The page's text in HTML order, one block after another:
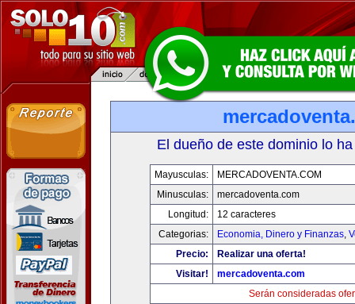
El dueño de este dominio lo
Mayusculas:
MERCADOVENTA.COM
Minusculas:
mercadoventa.com
Longitud:
12 caracteres
Categorias:
Economia, Dinero y Finanzas,
Precio:
Realizar una oferta!
Visitar!
mercadoventa.com
Serán consideradas